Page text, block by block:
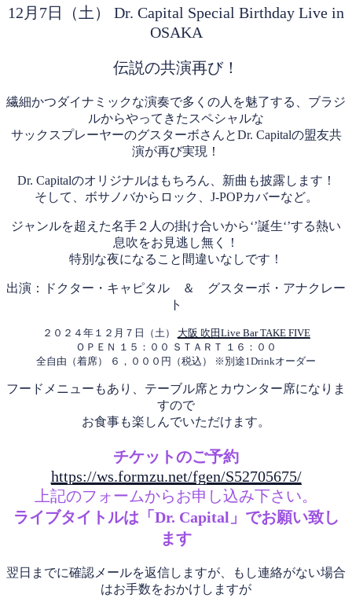
12月7日（土） Dr. Capital Special Birthday Live in
OSAKA
伝説の共演再び！
繊細かつダイナミックな演奏で多くの人を魅了する、ブラジ
ルからやってきたスペシャルな
サックスプレーヤーのグスターボさんとDr. Capitalの盟友共
演が再び実現！
Dr. Capitalのオリジナルはもちろん、新曲も披露します！
そして、ボサノバからロック、J-POPカバーなど。
ジャンルを超えた名手２人の掛け合いから‘’誕生‘’する熱い
息吹をお見逃し無く！
特別な夜になること間違いなしです！
出演：ドクター・キャピタル ＆ グスターボ・アナクレー
ト
２０２４年１２月７日（土） 大阪 吹田Live Bar TAKE FIVE
ＯＰＥＮ １５：００ ＳＴＡＲＴ １６：００
全自由（着席） ６，０００円（税込） ※別途1Drinkオーダー
フードメニューもあり、テーブル席とカウンター席になりま
すので
お食事も楽しんでいただけます。
チケットのご予約
https://ws.formzu.net/fgen/S52705675/
上記のフォームからお申し込み下さい。
ライブタイトルは「Dr. Capital」でお願い致し
ます
翌日までに確認メールを返信しますが、もし連絡がない場合
はお手数をおかけしますが